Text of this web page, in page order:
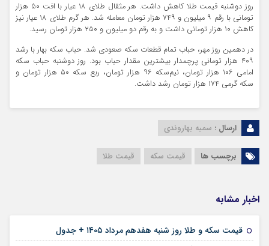
روز دوشنبه قیمت طلا کاهش داشت. هر مثقال طلای ۱۸ عیار با افت ۵۰ هزار
تومانی با رقم ۹ میلیون و ۷۴۹ هزار تومان معامله شد. هر گرم طلای ۱۸ عیار نیز
کاهش ۱۰ هزار تومانی داشت و به رقم دو میلیون و ۲۵۰ هزار تومان رسید.
در دهمین روز مهر، حباب تمام قطعات سکه صعودی شد. حباب سکه‌ بهار با رشد
۴۰۹ هزار تومانی پرچمدار بیشترین مقدار حباب بود. روز دوشنبه حباب سکه
امامی ۱۰۶ هزار تومان، نیم‌سکه ۹۶ هزار تومان، ربع‌ سکه ۵۰ هزار تومان و
سکه گرمی ۱۷۴ هزار تومان رشد داشت.
ارسال : سمیه بهاروندی
برچسب ها قیمت سکه قیمت طلا
اخبار مشابه
قیمت سکه و طلا روز شنبه هفدهم مرداد ۱۴۰۵ + جدول